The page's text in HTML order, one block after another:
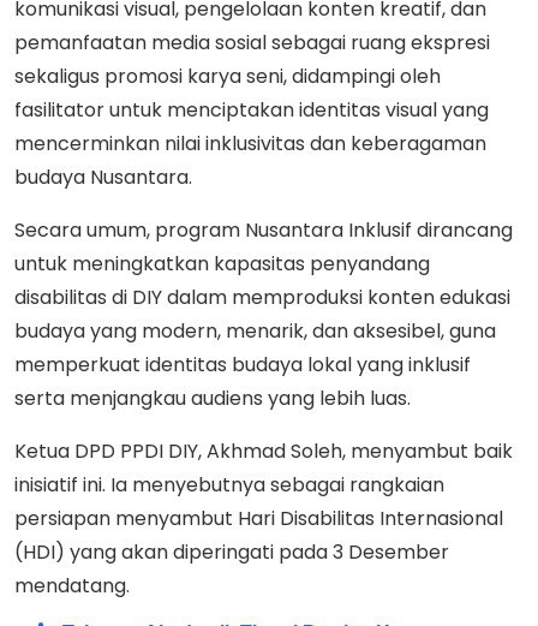
komunikasi visual, pengelolaan konten kreatif, dan
pemanfaatan media sosial sebagai ruang ekspresi
sekaligus promosi karya seni, didampingi oleh
fasilitator untuk menciptakan identitas visual yang
mencerminkan nilai inklusivitas dan keberagaman
budaya Nusantara.
Secara umum, program Nusantara Inklusif dirancang
untuk meningkatkan kapasitas penyandang
disabilitas di DIY dalam memproduksi konten edukasi
budaya yang modern, menarik, dan aksesibel, guna
memperkuat identitas budaya lokal yang inklusif
serta menjangkau audiens yang lebih luas.
Ketua DPD PPDI DIY, Akhmad Soleh, menyambut baik
inisiatif ini. Ia menyebutnya sebagai rangkaian
persiapan menyambut Hari Disabilitas Internasional
(HDI) yang akan diperingati pada 3 Desember
mendatang.